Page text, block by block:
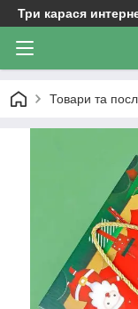
Три карася
Товари та